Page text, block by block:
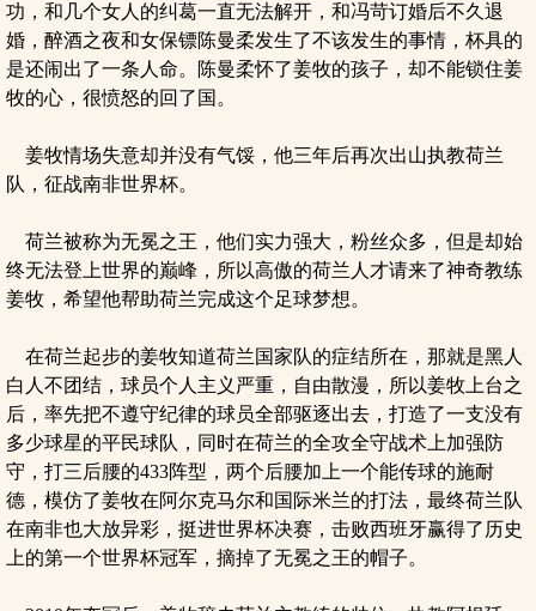
功，和几个女人的纠葛一直无法解开，和冯苛订婚后不久退
婚，醉酒之夜和女保镖陈曼柔发生了不该发生的事情，杯具的
是还闹出了一条人命。陈曼柔怀了姜牧的孩子，却不能锁住姜
牧的心，很愤怒的回了国。
姜牧情场失意却并没有气馁，他三年后再次出山执教荷兰
队，征战南非世界杯。
荷兰被称为无冕之王，他们实力强大，粉丝众多，但是却始
终无法登上世界的巅峰，所以高傲的荷兰人才请来了神奇教练
姜牧，希望他帮助荷兰完成这个足球梦想。
在荷兰起步的姜牧知道荷兰国家队的症结所在，那就是黑人
白人不团结，球员个人主义严重，自由散漫，所以姜牧上台之
后，率先把不遵守纪律的球员全部驱逐出去，打造了一支没有
多少球星的平民球队，同时在荷兰的全攻全守战术上加强防
守，打三后腰的433阵型，两个后腰加上一个能传球的施耐
德，模仿了姜牧在阿尔克马尔和国际米兰的打法，最终荷兰队
在南非也大放异彩，挺进世界杯决赛，击败西班牙赢得了历史
上的第一个世界杯冠军，摘掉了无冕之王的帽子。